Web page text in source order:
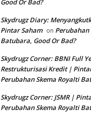
Good Or Bad?
Skydrugz Diary:
Pintar Saham on Perubahan
Batubara, Good Or Bad?
Skydrugz Corner: BBNI Full
Restrukturisasi Kredit |
Perubahan Skema Royalti
Skydrugz Corner: JSMR |
Perubahan Skema Royalti